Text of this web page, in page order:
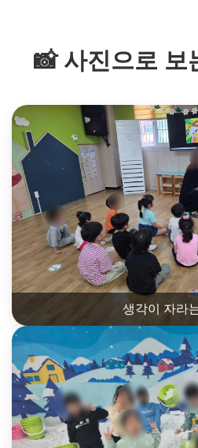
📸 사진으로 보
생각이 자라